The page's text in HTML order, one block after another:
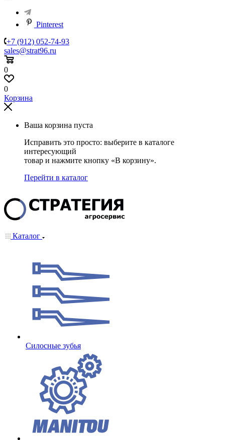
Pinterest
+7 (912) 052-74-93
sales@strat96.ru
0
0
Корзина
Ваша корзина пуста
Исправить это просто: выберите в каталоге
интересующий
товар и нажмите кнопку «В корзину».
Перейти в каталог
Каталог
Cилосные зубья